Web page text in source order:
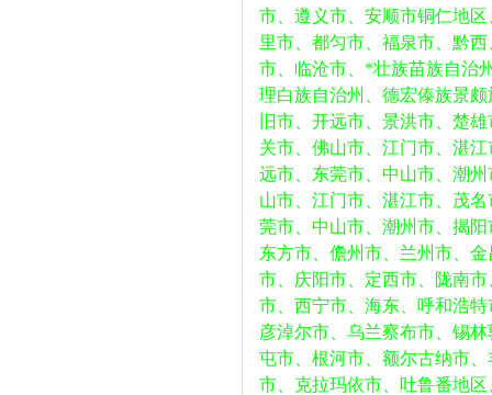
市、遵义市、安顺市铜仁地
里市、都匀市、福泉市、黔
市、临沧市、*壮族苗族自治
理白族自治州、德宏傣族景
旧市、开远市、景洪市、楚
关市、佛山市、江门市、湛
远市、东莞市、中山市、潮
山市、江门市、湛江市、茂
莞市、中山市、潮州市、揭
东方市、儋州市、兰州市、
市、庆阳市、定西市、陇南
市、西宁市、海东、呼和浩
彦淖尔市、乌兰察布市、锡
屯市、根河市、额尔古纳市
市、克拉玛依市、吐鲁番地